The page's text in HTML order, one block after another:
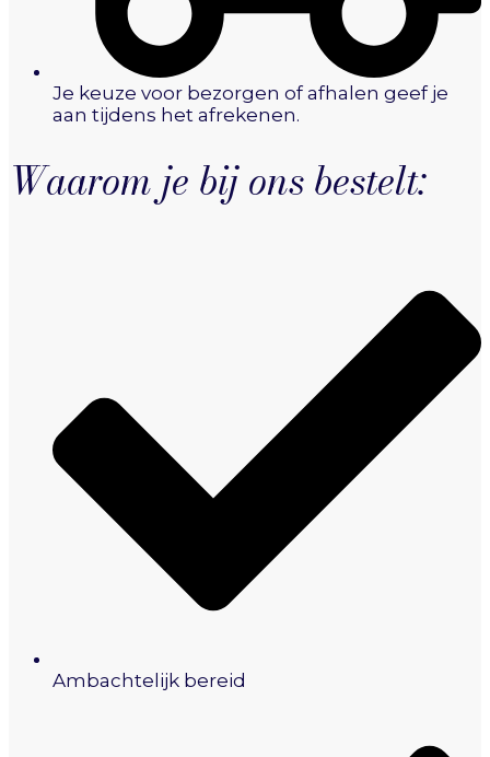
Je keuze voor bezorgen of afhalen geef je
aan tijdens het afrekenen.
Waarom je bij ons bestelt:
Ambachtelijk bereid